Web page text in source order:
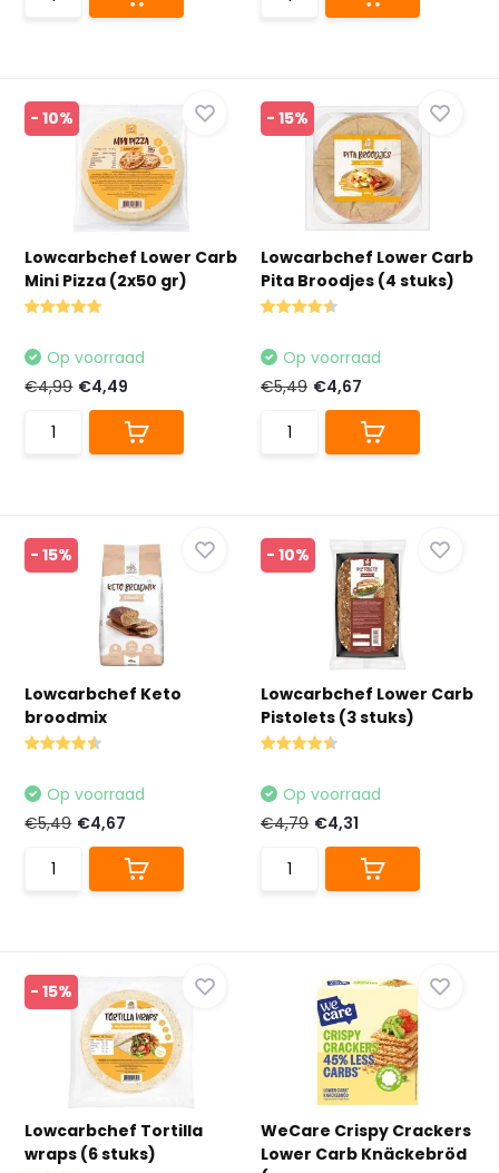
- 10%
Lowcarbchef Lower Carb
Mini Pizza (2x50 gr)
Op voorraad
€4,99 €4,49
- 15%
Lowcarbchef Lower Carb
Pita Broodjes (4 stuks)
Op voorraad
€5,49 €4,67
- 15%
Lowcarbchef Keto
broodmix
Op voorraad
€5,49 €4,67
- 10%
Lowcarbchef Lower Carb
Pistolets (3 stuks)
Op voorraad
€4,79 €4,31
- 15%
Lowcarbchef Tortilla
wraps (6 stuks)
WeCare Crispy Crackers
Lower Carb Knäckebröd